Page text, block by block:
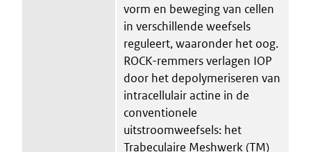
vorm en beweging van cellen
in verschillende weefsels
reguleert, waaronder het oog.
ROCK-remmers verlagen IOP
door het depolymeriseren van
intracellulair actine in de
conventionele
uitstroomweefsels: het
Trabeculaire Meshwerk (TM)